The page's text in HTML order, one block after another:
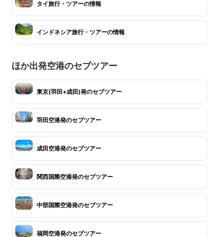
タイ旅行・ツアーの情報
インドネシア旅行・ツアーの情報
ほか出発空港のセブツアー
東京(羽田+成田)発のセブツアー
羽田空港発のセブツアー
成田空港発のセブツアー
関西国際空港発のセブツアー
中部国際空港発のセブツアー
福岡空港発のセブツアー